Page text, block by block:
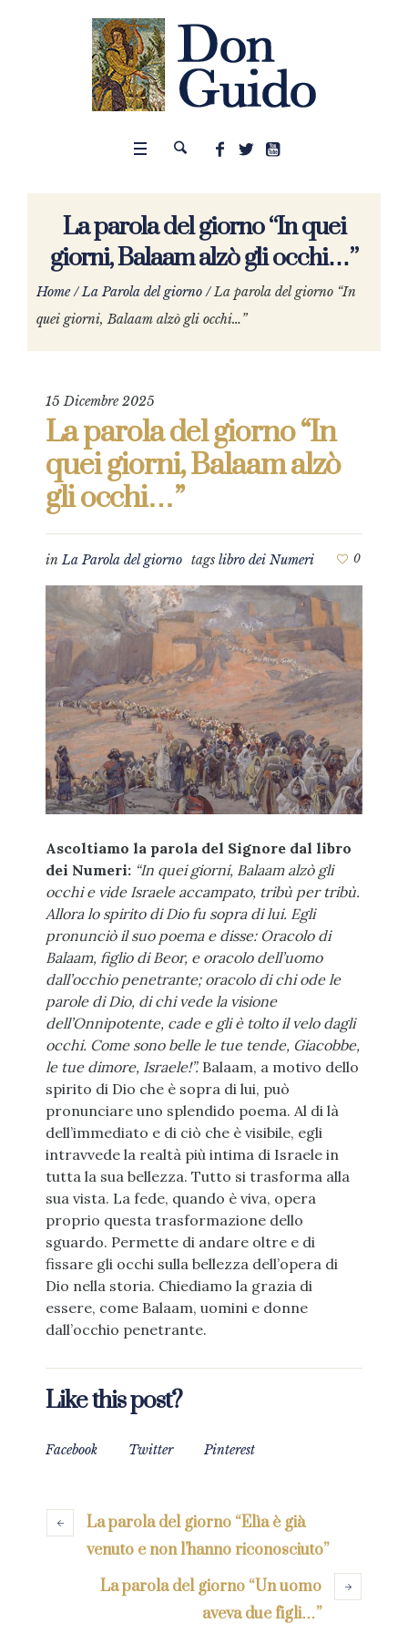
La parola del giorno “In quei
giorni, Balaam alzò gli occhi…”
Home /La Parola del giorno /La parola del giorno “In
quei giorni, Balaam alzò gli occhi…”
15 Dicembre 2025
La parola del giorno “In
quei giorni, Balaam alzò
gli occhi…”
inLa Parola del giorno tags libro dei Numeri 0
Ascoltiamo la parola del Signore dal libro
dei Numeri: “In quei giorni, Balaam alzò gli
occhi e vide Israele accampato, tribù per tribù.
Allora lo spirito di Dio fu sopra di lui. Egli
pronunciò il suo poema e disse: Oracolo di
Balaam, figlio di Beor, e oracolo dell’uomo
dall’occhio penetrante; oracolo di chi ode le
parole di Dio, di chi vede la visione
dell’Onnipotente, cade e gli è tolto il velo dagli
occhi. Come sono belle le tue tende, Giacobbe,
le tue dimore, Israele!”. Balaam, a motivo dello
spirito di Dio che è sopra di lui, può
pronunciare uno splendido poema. Al di là
dell’immediato e di ciò che è visibile, egli
intravvede la realtà più intima di Israele in
tutta la sua bellezza. Tutto si trasforma alla
sua vista. La fede, quando è viva, opera
proprio questa trasformazione dello
sguardo. Permette di andare oltre e di
fissare gli occhi sulla bellezza dell’opera di
Dio nella storia. Chiediamo la grazia di
essere, come Balaam, uomini e donne
dall’occhio penetrante.
Like this post?
Facebook Twitter Pinterest
La parola del giorno “Elìa è già
venuto e non l’hanno riconosciuto”
La parola del giorno “Un uomo
aveva due figli…”